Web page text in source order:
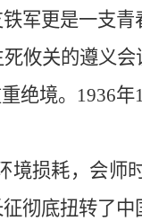
军更是一支
攸关的遵义会
绝境。1936年
境损耗，会师
彻底扭转了中